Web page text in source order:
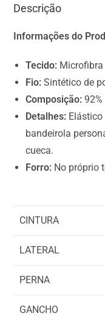
r
t
a
l
i
$
0
Descrição
Informações do
Tecido: Microfibra
Fio:Sintético de
Composição:
Detalhes:
bandeirola
cueca.
Forro: No próprio
CINTURA
LATERAL
PERNA
GANCHO